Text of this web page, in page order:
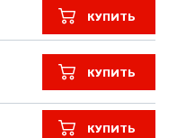
КУПИТЬ
КУПИТЬ
КУПИТЬ